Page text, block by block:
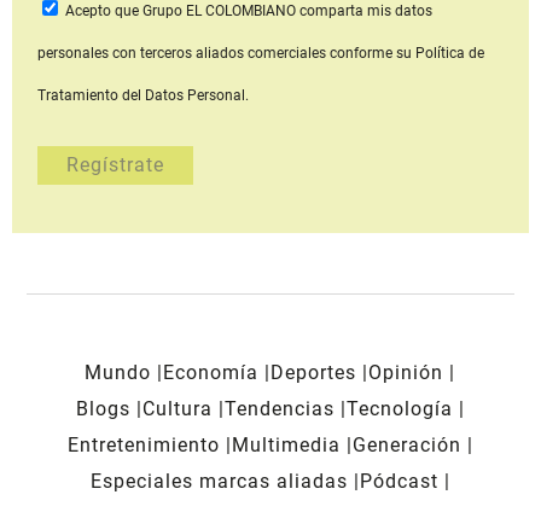
Acepto que Grupo EL COLOMBIANOcomparta mis datos
personales con terceros aliados comerciales conforme su Política de
Tratamiento del Datos Personal.
Mundo Economía Deportes
Opinión
Blogs
Cultura Tendencias Tecnología
Entretenimiento
Multimedia
Generación
Especiales marcas aliadas
Pódcast